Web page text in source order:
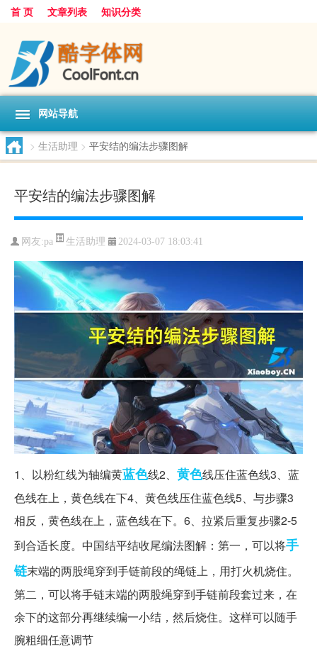
首 页 文章列表 知识分类
网站导航
> 生活助理 > 平安结的编法步骤图解
平安结的编法步骤图解
网友:pa 生活助理 2024-03-07 18:03:41
1、以粉红线为轴编黄蓝色线2、 黄色线压住蓝色线3、蓝
色线在上，黄色线在下4、黄色线压住蓝色线5、与步骤3
相反，黄色线在上，蓝色线在下。6、拉紧后重复步骤2-5
到合适长度。中国结平结收尾编法图解：第一，可以将手
链末端的两股绳穿到手链前段的绳链上，用打火机烧住。
第二，可以将手链末端的两股绳穿到手链前段套过来，在
余下的这部分再继续编一小结，然后烧住。这样可以随手
腕粗细任意调节